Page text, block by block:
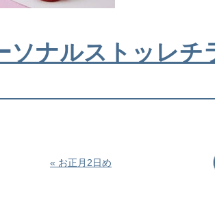
ソナルストッレ
« お正月2日め